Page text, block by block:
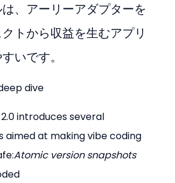
、アーリーアダプターを
トから収益を生むアプリ
いです。
dive
introduces several
aimed at making vibe coding
Atomic version snapshots